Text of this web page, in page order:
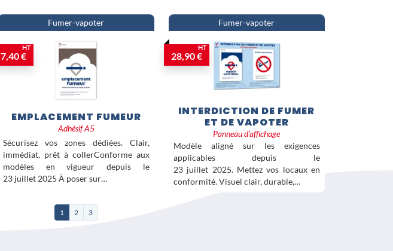
Fumer-vapoter
7,40 €
HT
EMPLACEMENT FUMEUR
Adhésif A5
Sécurisez vos zones dédiées. Clair,
immédiat, prêt à collerConforme aux
modèles en vigueur depuis le
23 juillet 2025 À poser sur…
Fumer-vapoter
28,90 €
HT
INTERDICTION DE FUMER
ET DE VAPOTER
Panneau d’affichage
Modèle aligné sur les exigences
applicables depuis le
23 juillet 2025. Mettez vos locaux en
conformité. Visuel clair, durable,…
1 2 3